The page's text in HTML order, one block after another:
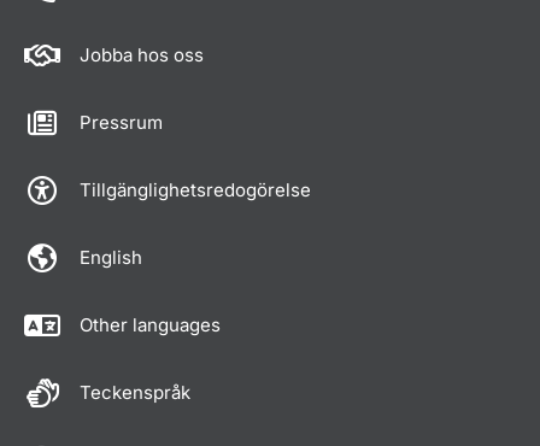
Jobba hos oss
Pressrum
Tillgänglighetsredogörelse
English
Other languages
Teckenspråk